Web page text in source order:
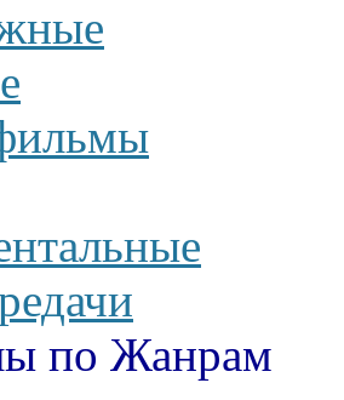
по Жанрам